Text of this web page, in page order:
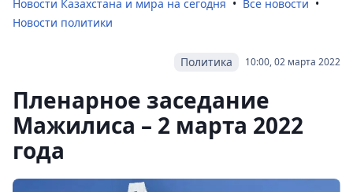
Новости Казахстана и мира на сегодня
Все новости
Новости политики
10:00, 02 марта 2022
Политика
Пленарное заседание
Мажилиса – 2 марта 2022
года